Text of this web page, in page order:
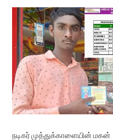
நடிகர் முத்துக்காளையின் மகன்